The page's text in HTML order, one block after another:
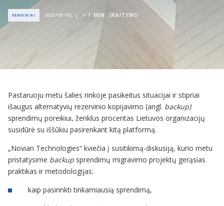
RENGINIAI 2022 / 05 / 02 < 1 MIN. SKAITYMO
Pastaruoju metu šalies rinkoje pasikeitus situacijai ir stipriai
išaugus alternatyvių rezervinio kopijavimo (angl. backup)
sprendimų poreikiui, ženklus procentas Lietuvos organizacijų
susidūrė su iššūkiu pasirenkant kitą platformą.
„Novian Technologies“ kviečia į susitikimą-diskusiją, kurio metu
pristatysime backup sprendimų migravimo projektų gerąsias
praktikas ir metodologijas:
kaip pasirinkti tinkamiausią sprendimą,